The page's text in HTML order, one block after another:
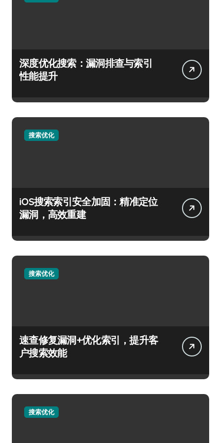
深度优化搜索：漏洞排查与索引
性能提升
搜索优化
iOS搜索索引安全加固：精准定位
漏洞，高效重建
搜索优化
速查修复漏洞+优化索引，提升客
户搜索效能
搜索优化